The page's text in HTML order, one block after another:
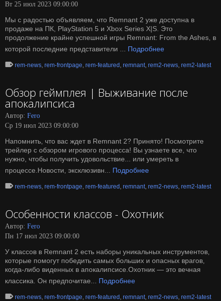
Вт 25 июл 2023 09:00:00
Мы с радостью объявляем, что Remnant 2 уже доступна в
продаже на ПК, PlayStation 5 и Xbox Series X|S. Это
продолжение крайне успешной игры Remnant: From the Ashes, в
которой последние представители ... Подробнее
rem-news, rem-frontpage, rem-featured , remnant, rem2-news, rem2-latest
Обзор геймплея | Выживание после
апокалипсиса
Автор: Fero
Ср 19 июл 2023 09:00:00
Напомнить, что вас ждет в Remnant 2? Принято! Посмотрите
трейлер с обзором игрового процесса! Вы узнаете все, что
нужно, чтобы получить удовольствие... или умереть в
процессе.Новости, эксклюзивн... Подробнее
rem-news, rem-frontpage, rem-featured , remnant, rem2-news, rem2-latest
Особенности классов - Охотник
Автор: Fero
Пн 17 июл 2023 09:00:00
У классов в Remnant 2 есть наборы уникальных инструментов,
которые помогут победить самых больших и опасных врагов,
когда-либо виденных в апокалипсисе.Охотник — это вечная
классика. Он предпочитае... Подробнее
rem-news, rem-frontpage, rem-featured , remnant, rem2-news, rem2-latest